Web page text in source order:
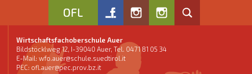
Wirtschaftsfachoberschule Auer
Bildstöcklweg 12, I-39040 Auer, Tel. 0471 81 05 34
E-Mail: wfo.auer@schule.suedtirol.it
PEC: ofl.auer@pec.prov.bz.it